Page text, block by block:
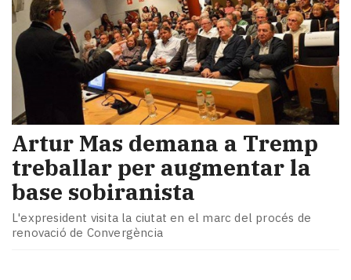
Artur Mas demana a Tremp
treballar per augmentar la
base sobiranista
L'expresident visita la ciutat en el marc del procés de
renovació de Convergència